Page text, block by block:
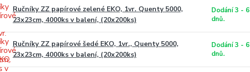
Ručníky ZZ papírové zelené EKO, 1vr. Quenty 5000,
23x23cm, 4000ks v balení, (20x200ks)
Dodání 3 - 6
dnů.
Ručníky ZZ papírové šedé EKO, 1vr., Quenty 5000,
23x23cm, 4000ks v balení, (20x200ks)
Dodání 3 - 6
dnů.